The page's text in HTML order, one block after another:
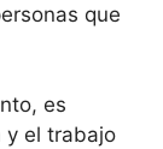
que
es
y el trabajo